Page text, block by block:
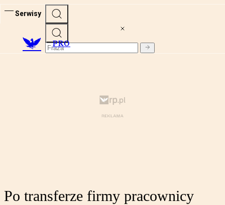
Serwisy
PRO
Po transferze firmy pracownicy